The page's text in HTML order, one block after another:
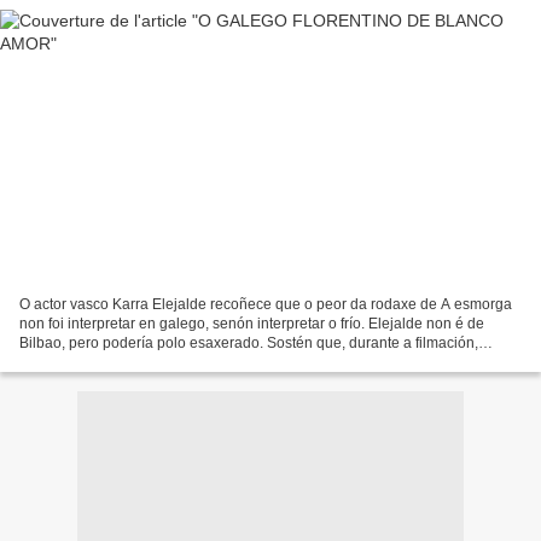
O actor vasco Karra Elejalde recoñece que o peor da rodaxe de A esmorga
non foi interpretar en galego, senón interpretar o frío. Elejalde non é de
Bilbao, pero podería polo esaxerado. Sostén que, durante a filmación,